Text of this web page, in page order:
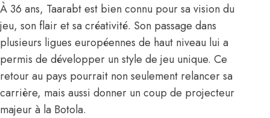
À 36 ans, Taarabt est bien connu pour sa vision du
jeu, son flair et sa créativité. Son passage dans
plusieurs ligues européennes de haut niveau lui a
permis de développer un style de jeu unique. Ce
retour au pays pourrait non seulement relancer sa
carrière, mais aussi donner un coup de projecteur
majeur à la Botola.